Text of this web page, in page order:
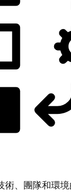
、團隊和環境